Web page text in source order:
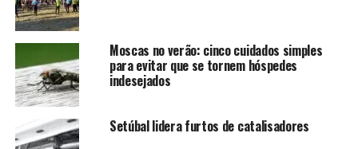
Moscas no verão: cinco cuidados simples
para evitar que se tornem hóspedes
indesejados
Setúbal lidera furtos de catalisadores